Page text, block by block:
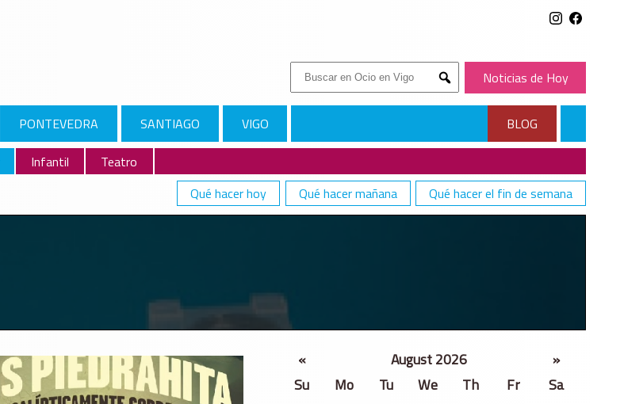
Buscar:
Submit
Noticias de Hoy
PONTEVEDRA SANTIAGO VIGO
BLOG
Infantil
Teatro
Qué hacer hoy
Qué hacer mañana Qué hacer el fin de semana
« August 2026
»
Su
Mo Tu We Th Fr Sa